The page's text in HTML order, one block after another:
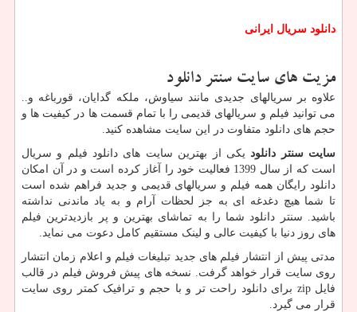
دانلود سریال ایرانی
مزیت های سایت سنتر دانلود
علاوه بر سریالهای جدیدی مانند سیاوش، ملکه گدایان، قورباغه و..
می توانید فیلم و سریالهای قدیمی را با تمام قسمت ها در کیفیت ها و
حجم های دانلود متفاوت در این سایت مشاهده کنید.
سایت سنتر دانلودیکی از بهترین سایت های دانلود فیلم و سریال
است که از سال 1399 فعالیت خود را آغاز کرده است و در آن امکان
دانلود رایگان همه فیلم و سریالهای قدیمی و جدید فراهم شده است
تا شما هیچ دغدغه ای به جز لحظات آرام و به یاد ماندنی نداشته
باشید. سنتر دانلود شما را به تماشای بهترین و پر بازدیدترین فیلم
های روز دنیا با کیفیت عالی و لینک مستقیم کامل دعوت می نماید.
مدتی پیش از انتشار فیلم های جدید تبلیغات فیلم و اعلام زمان انتشار
روی سایت قرار خواهد گرفت. نسخه های پیش فروش فیلم در قالب
فایل zip برای دانلود راحت تر و با حجم و ترافیک کمتر روی سایت
قرار می گیرد.